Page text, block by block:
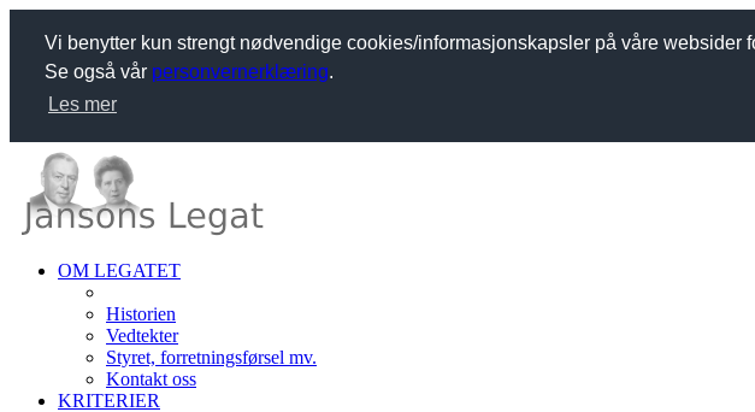
Vi benytter kun strengt nødvendige cookies/informasjonskapsler på våre websider
Se også vår personvernerklæring.
Les mer
OM LEGATET
Historien
Vedtekter
Styret, forretningsførsel mv.
Kontakt oss
KRITERIER